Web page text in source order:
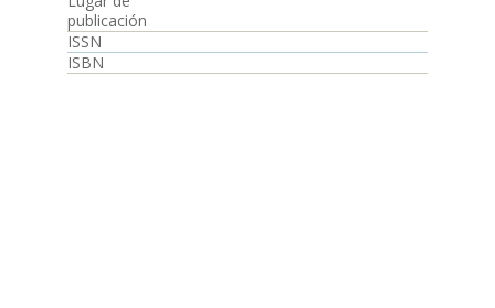
publicación
ISSN
ISBN